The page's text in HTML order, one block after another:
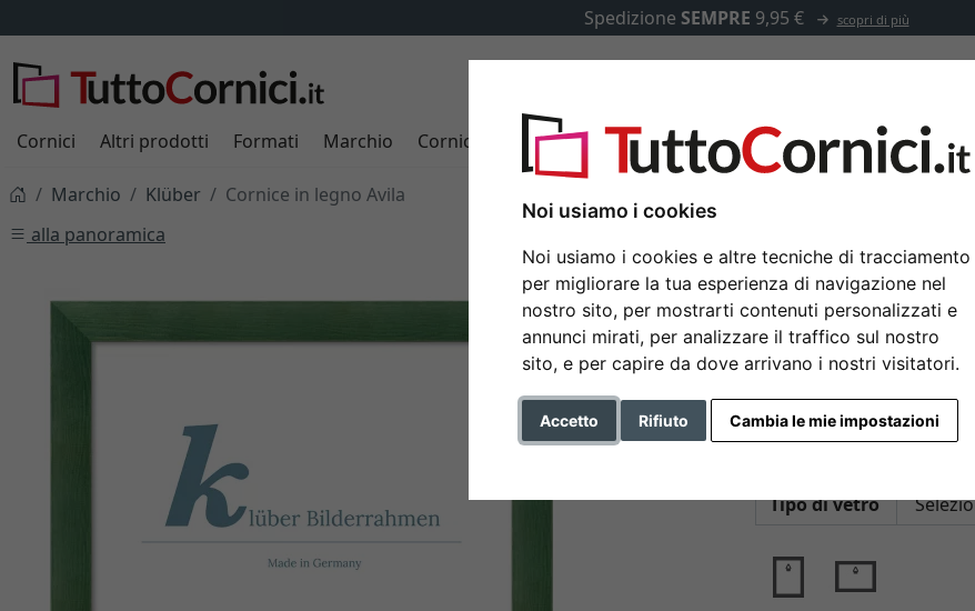
Noi usiamo i cookies
Noi usiamo i cookies e altre tecniche di tracciamento
per migliorare la tua esperienza di navigazione nel
nostro sito, per mostrarti contenuti personalizzati e
annunci mirati, per analizzare il traffico sul nostro
sito, e per capire da dove arrivano i nostri visitatori.
Accetto Rifiuto Cambia le mie impostazioni
Spedizione SEMPRE 9,95 € scopri di più
Cornici Altri prodotti Formati Marchio Cornici su misura Passepartout Accessori
Marchio Klüber
Cornice in legno Avila
alla panoramica
Cornice in legno Avila
Formato
Colore
Tipo di vetro